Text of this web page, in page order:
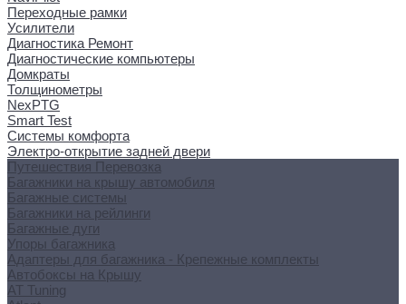
Переходные рамки
Усилители
Диагностика Ремонт
Диагностические компьютеры
Домкраты
Толщинометры
NexPTG
Smart Test
Системы комфорта
Электро-открытие задней двери
Путешествия Перевозка
Багажники на крышу автомобиля
Багажные системы
Багажники на рейлинги
Багажные дуги
Упоры багажника
Адаптеры для багажника - Крепежные комплекты
Автобоксы на Крышу
AT Tuning